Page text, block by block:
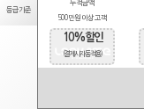
등급기준
누적금액
500만원 이상 고객
10%할인
(결제시 자동적용)